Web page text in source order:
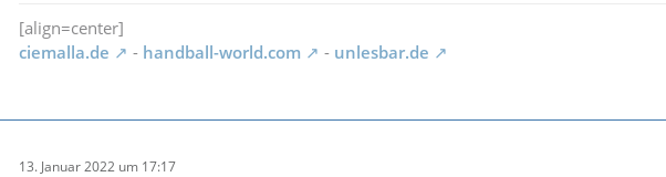
[align=center]
ciemalla.de
- handball-world.com - unlesbar.de
13. Januar 2022 um 17:17